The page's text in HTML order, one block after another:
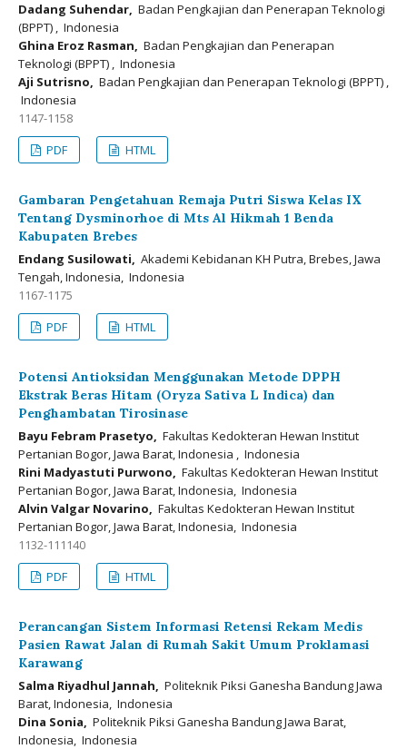
Dadang Suhendar, Badan Pengkajian dan Penerapan Teknologi
(BPPT) , Indonesia
Ghina Eroz Rasman, Badan Pengkajian dan Penerapan
Teknologi (BPPT) , Indonesia
Aji Sutrisno, Badan Pengkajian dan Penerapan Teknologi (BPPT) ,
Indonesia
1147-1158
PDF
HTML
Gambaran Pengetahuan Remaja Putri Siswa Kelas IX
Tentang Dysminorhoe di Mts Al Hikmah 1 Benda
Kabupaten Brebes
Endang Susilowati, Akademi Kebidanan KH Putra, Brebes, Jawa
Tengah, Indonesia, Indonesia
1167-1175
PDF
HTML
Potensi Antioksidan Menggunakan Metode DPPH
Ekstrak Beras Hitam (Oryza Sativa L Indica) dan
Penghambatan Tirosinase
Bayu Febram Prasetyo, Fakultas Kedokteran Hewan Institut
Pertanian Bogor, Jawa Barat, Indonesia , Indonesia
Rini Madyastuti Purwono, Fakultas Kedokteran Hewan Institut
Pertanian Bogor, Jawa Barat, Indonesia, Indonesia
Alvin Valgar Novarino, Fakultas Kedokteran Hewan Institut
Pertanian Bogor, Jawa Barat, Indonesia, Indonesia
1132-111140
PDF
HTML
Perancangan Sistem Informasi Retensi Rekam Medis
Pasien Rawat Jalan di Rumah Sakit Umum Proklamasi
Karawang
Salma Riyadhul Jannah, Politeknik Piksi Ganesha Bandung Jawa
Barat, Indonesia, Indonesia
Dina Sonia, Politeknik Piksi Ganesha Bandung Jawa Barat,
Indonesia, Indonesia